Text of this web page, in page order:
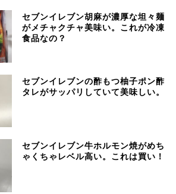
セブンイレブン胡麻が濃厚な坦々麺
がメチャクチャ美味い。これが冷凍
食品なの？
セブンイレブンの酢もつ柚子ポン酢
タレがサッパリしていて美味しい。
セブンイレブン牛ホルモン焼がめち
ゃくちゃレベル高い。これは買い！